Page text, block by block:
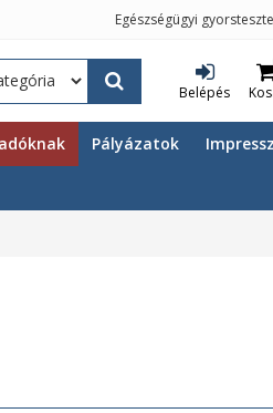
Egészségügyi
Belépés
Pályázatok